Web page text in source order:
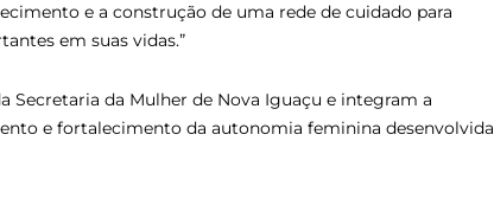
e a construção de uma rede de cuidado para
em suas vidas.”
Secretaria da Mulher de Nova Iguaçu e integram a
e fortalecimento da autonomia feminina desenvolvida